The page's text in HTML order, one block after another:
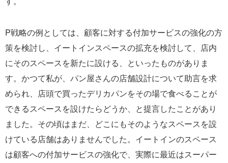
P戦略の例としては、顧客に対する付加サービスの強化の方
策を検討し、イートインスペースの拡充を検討して、店内
にそのスペースを新たに設ける、といったものがありま
す。かつて私が、パン屋さんの店舗設計について助言を求
められ、店頭で買ったデリカパンをその場で食べることが
できるスペースを設けたらどうか、と提言したことがあり
ました。その頃はまだ、どこにもそのようなスペースを設
けている店舗はありませんでした。イートインのスペース
は顧客への付加サービスの強化で、実際に最近はスーパー